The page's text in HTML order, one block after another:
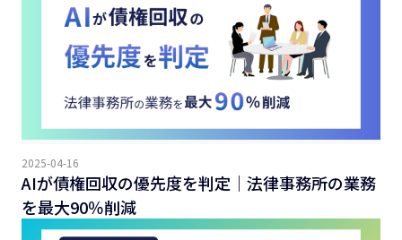
2025-04-16
AIが債権回収の優先度を判定｜法律事務所の業務
を最大90％削減